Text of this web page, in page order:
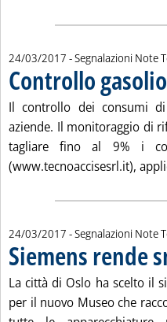
24/03/2017 - Segnalazioni Note
Controllo
Il controllo dei consumi
aziende. Il monitoraggio di
tagliare fino al 9% i
(www.tecnoaccisesrl.it),
24/03/2017 - Segnalazioni Note
Siemens rende
La città di Oslo ha scelto il
per il nuovo Museo che